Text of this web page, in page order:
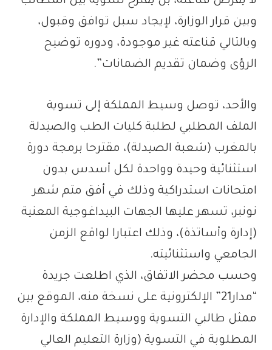
وبين قرار الوزارة، لإيجاد سبل توافق وقبول،
وبالتالي قناعته غير موجودة، ودوره توضيح
الرؤى وضمان تقديم الضمانات”.
والأحد، توصل وسيط المملكة إلى تسوية
الملف المطلبي لطلبة كليات الطب والصيدلة
بالمغرب (شعبة الصيدلة)، مقترحا برمجة دورة
استثنائية وحيدة وواحدة لكل أسدس بدون
امتحانات استدراكية وذلك في أفق متم شهر
نونبر، تسهر عليها الجهات البيداغوجية المعنية
(إدارة وأساتذة)، وذلك اعتبارا لواقع الزمن
الجامعي واستثنائيته.
وحسب محضر الاتفاق، الذي اطلعت جريدة
“مدار21” الإلكترونية على نسخة منه، الموقع بين
ممثل طالبي التسوية ووسيط المملكة والإدارة
المطلوبة في التسوية (وزارة التعليم العالي